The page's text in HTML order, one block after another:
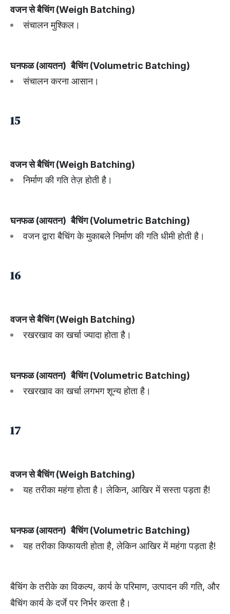
वजन से बैचिंग (Weigh Batching)
संचालन मुश्किल।
घनफळ (आयतन) बैचिंग (Volumetric Batching)
संचालन करना आसान।
15
वजन से बैचिंग (Weigh Batching)
निर्माण की गति तेज़ होती है।
घनफळ (आयतन) बैचिंग (Volumetric Batching)
वजन द्वारा बैचिंग के मुकाबले निर्माण की गति धीमी होती है।
16
वजन से बैचिंग (Weigh Batching)
रखरखाव का खर्चा ज्यादा होता है।
घनफळ (आयतन) बैचिंग (Volumetric Batching)
रखरखाव का खर्चा लगभग शून्य होता है।
17
वजन से बैचिंग (Weigh Batching)
यह तरीका महंगा होता है। लेकिन, आखिर में सस्ता पड़ता है!
घनफळ (आयतन) बैचिंग (Volumetric Batching)
यह तरीका किफायती होता है, लेकिन आखिर में महंगा पड़ता है!
बैचिंग के तरीके का विकल्प, कार्य के परिमाण, उत्पादन की गति, और
बैचिंग कार्य के दर्जे पर निर्भर करता है।